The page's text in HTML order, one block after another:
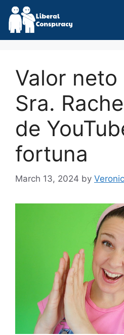
Skip
content
Valor neto
Sra.
de
fortuna
March 13, 2024 by